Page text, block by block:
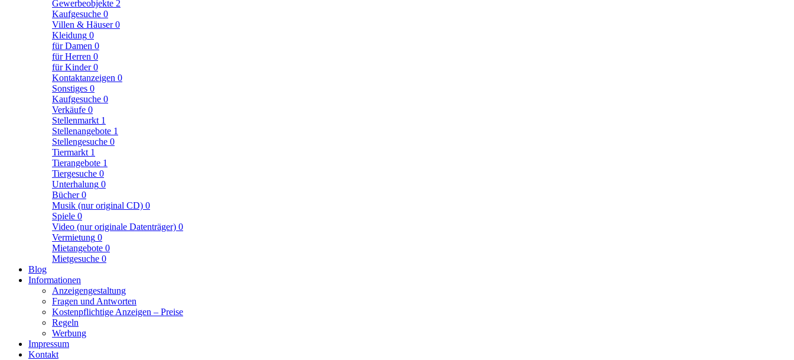
Gewerbeobjekte 2
Kaufgesuche 0
Villen & Häuser0
Kleidung 0
für Damen 0
für Herren 0
für Kinder0
Kontaktanzeigen 0
Sonstiges 0
Kaufgesuche 0
Verkäufe 0
Stellenmarkt 1
Stellenangebote 1
Stellengesuche 0
Tiermarkt 1
Tierangebote 1
Tiergesuche 0
Unterhalung 0
Bücher0
Musik (nur original CD) 0
Spiele 0
Video (nur originale Datenträger) 0
Vermietung 0
Mietangebote 0
Mietgesuche 0
Blog
Informationen
Anzeigengestaltung
Fragen und Antworten
Kostenpflichtige Anzeigen – Preise
Regeln
Werbung
Impressum
Kontakt